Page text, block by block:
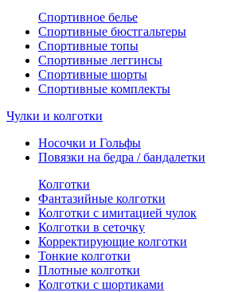
Спортивное белье
Спортивные бюстгальтеры
Спортивные топы
Спортивные леггинсы
Спортивные шорты
Спортивные комплекты
Чулки и колготки
Носочки и Гольфы
Повязки на бедра / бандалетки
Колготки
Фантазийные колготки
Колготки с имитацией чулок
Колготки в сеточку
Корректирующие колготки
Тонкие колготки
Плотные колготки
Колготки с шортиками